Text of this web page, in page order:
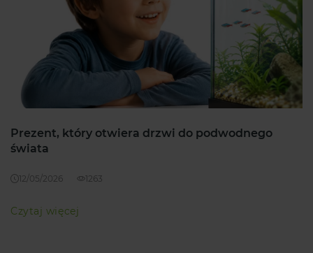
Prezent, który otwiera drzwi do podwodnego
świata
12/05/2026 1263
Czytaj więcej